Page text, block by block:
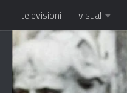
Salta al contenuto
televisioni visual